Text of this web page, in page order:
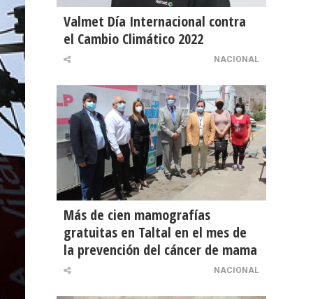
Valmet Día Internacional contra
el Cambio Climático 2022
NACIONAL
Más de cien mamografías
gratuitas en Taltal en el mes de
la prevención del cáncer de mama
NACIONAL